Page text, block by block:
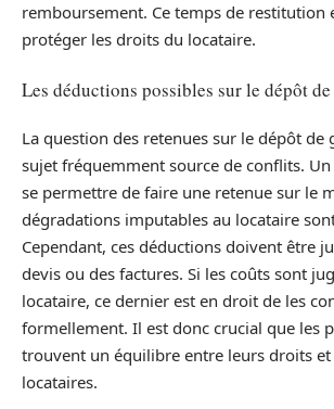
remboursement. Ce temps de restitution
protéger les droits du locataire.
Les déductions possibles sur le dépôt
La question des retenues sur le dépôt de
sujet fréquemment source de conflits.
se permettre de faire une retenue sur le
dégradations imputables au locataire
Cependant, ces déductions doivent être
devis ou des factures. Si les coûts sont
locataire, ce dernier est en droit de les
formellement. Il est donc crucial que les
trouvent un équilibre entre leurs droits et
locataires.